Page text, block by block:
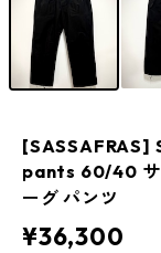
pants 60/40 サ
ーグ パンツ
¥36,300